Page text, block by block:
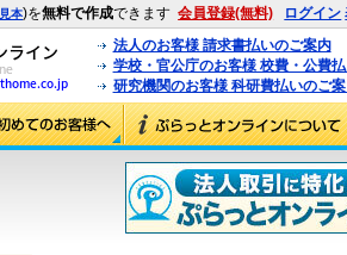
見本)を無料で作成できます 会員登録(無料) ログイン
法人のお客様 請求書払いのご案内
学校・官公庁のお客様 校費・公費
研究機関のお客様 科研費払いのご